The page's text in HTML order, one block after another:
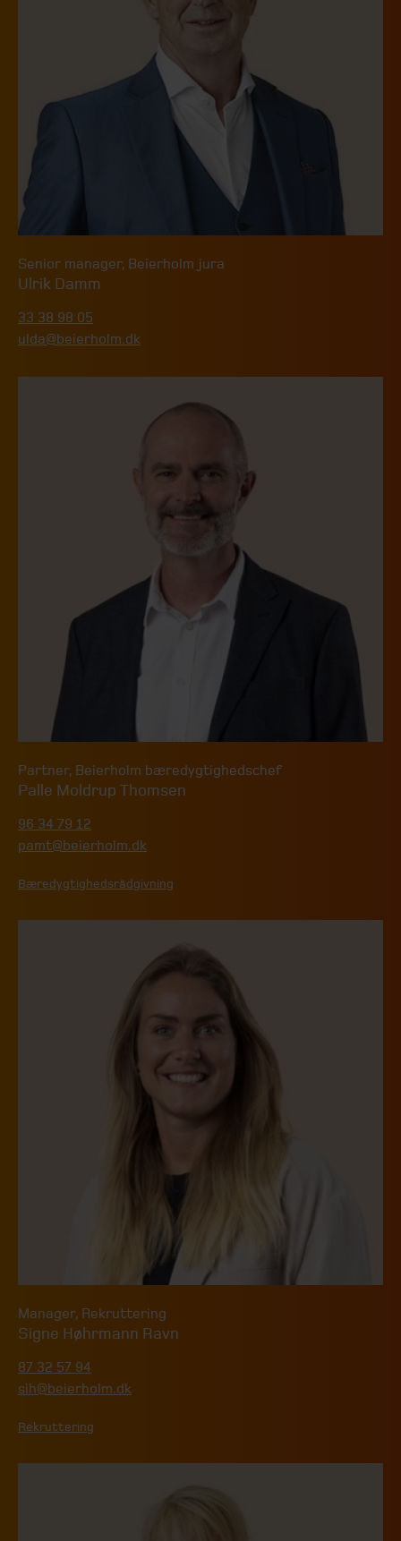
Senior manager, Beierholm jura
Ulrik Damm
33 38 98 05
ulda@beierholm.dk
Partner, Beierholm bæredygtighedschef
Palle Moldrup Thomsen
96 34 79 12
pamt@beierholm.dk
Bæredygtighedsrådgivning
Manager, Rekruttering
Signe Høhrmann Ravn
87 32 57 94
sih@beierholm.dk
Rekruttering